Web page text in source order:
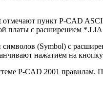
пункт P-CAD
платы с расширением
(Symbol) с
нажатием на кнопку
P-CAD 2001 правилам.